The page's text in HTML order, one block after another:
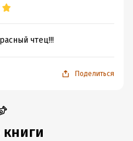
чтец!!!
Поделиться